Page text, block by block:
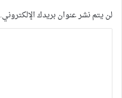
لن يتم نشر عنوان بريدك الإلكتروني.